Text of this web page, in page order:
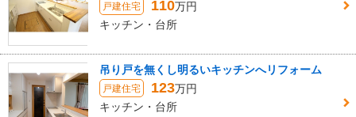
戸建住宅 110万円
キッチン・台所
吊り戸を無くし明るいキッチンへリフォーム
戸建住宅 123万円
キッチン・台所